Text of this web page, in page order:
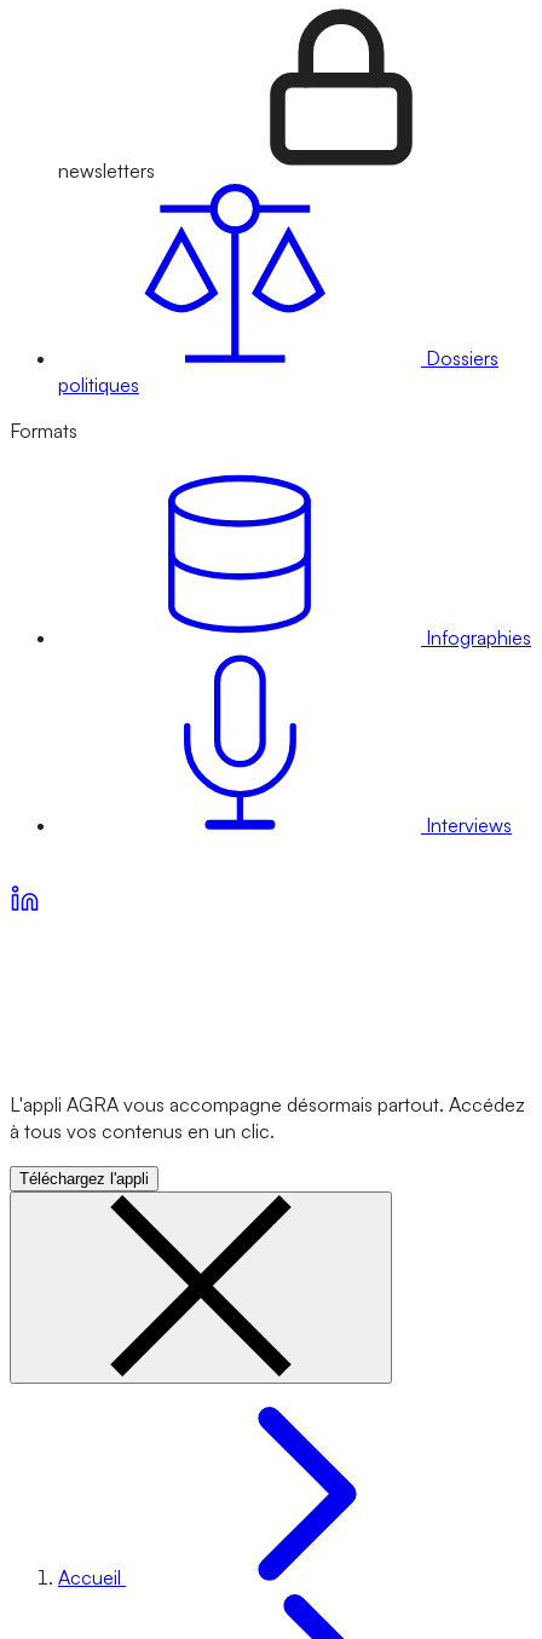
newsletters
Dossiers
politiques
Formats
Infographies
Interviews
L'appli AGRA vous accompagne désormais partout. Accédez
à tous vos contenus en un clic.
Téléchargez l'appli
Accueil